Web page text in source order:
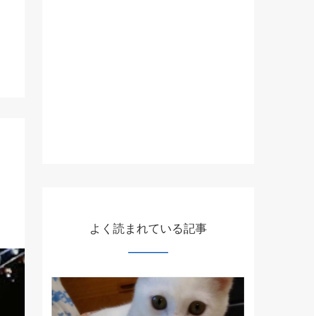
よく読まれている記事